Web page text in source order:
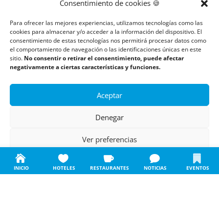
Consentimiento de cookies 🍪
Para ofrecer las mejores experiencias, utilizamos tecnologías como las
cookies para almacenar y/o acceder a la información del dispositivo. El
consentimiento de estas tecnologías nos permitirá procesar datos como
el comportamiento de navegación o las identificaciones únicas en este
sitio. No consentir o retirar el consentimiento, puede afectar
negativamente a ciertas características y funciones.
Aceptar
Denegar
Ver preferencias
Política de cookies Política de privacidad Aviso legal
INICIO HOTELES RESTAURANTES NOTICIAS EVENTOS
Itinerarios
Monumentos
Información
Política de cookies
Política de privacidad